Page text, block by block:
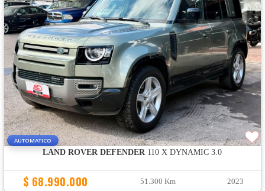
AUTOMATICO
LAND ROVER DEFENDER110 X DYNAMIC 3.0
$ 68.990.000 51.300 Km 2023